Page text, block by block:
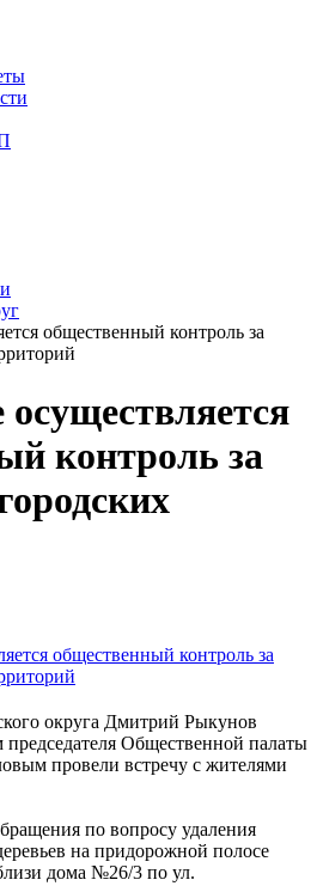
общественный контроль за
контроль за
округа Дмитрий Рыкунов
председателя Общественной палаты
провели встречу с жителями
по вопросу удаления
на придорожной полосе
дома №26/3 по ул.